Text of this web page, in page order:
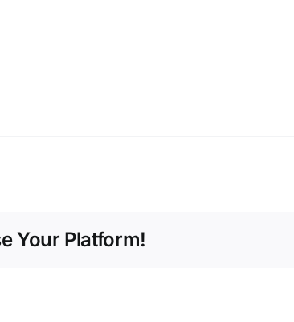
Your Platform!